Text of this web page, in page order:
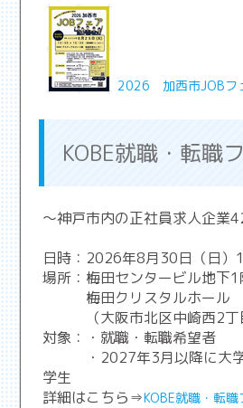
2026 加西市JOBフ
KOBE就職・転職
～神戸市内の正社員求人企業
日時：2026年8月30日（日
場所：梅田センタービル地下1
梅田クリスタルホール
（大阪市北区中崎西2丁
対象：・就職・転職希望者
・2027年3月以降に大学
学生
詳細はこちら⇒KOBE就職・転職